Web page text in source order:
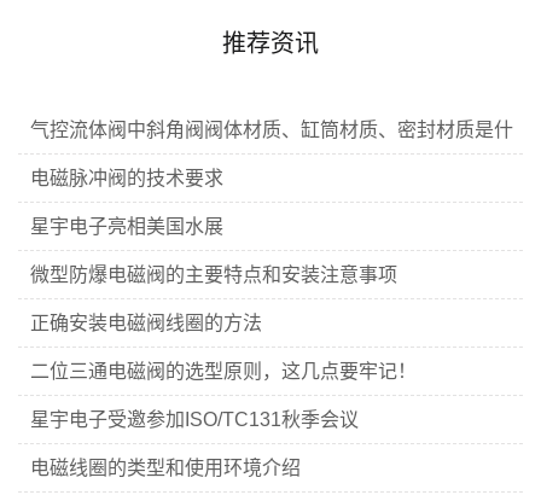
推荐资讯
气控流体阀中斜角阀阀体材质、缸筒材质、密封材质是什
么？
电磁脉冲阀的技术要求
星宇电子亮相美国水展
微型防爆电磁阀的主要特点和安装注意事项
正确安装电磁阀线圈的方法
二位三通电磁阀的选型原则，这几点要牢记！
星宇电子受邀参加ISO/TC131秋季会议
电磁线圈的类型和使用环境介绍